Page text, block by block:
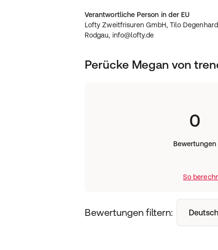
Verantwortliche Person in der EU
Lofty Zweitfrisuren GmbH, Tilo
Rodgau, info@lofty.de
Perücke Megan von
0
Bewertungen
So
Bewertungen filtern: